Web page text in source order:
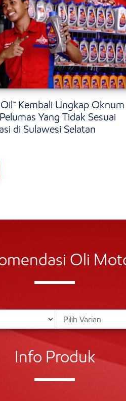
Kembali Ungkap Oknum
Yang Tidak Sesuai
di Sulawesi Selatan
Oli
Info Produk